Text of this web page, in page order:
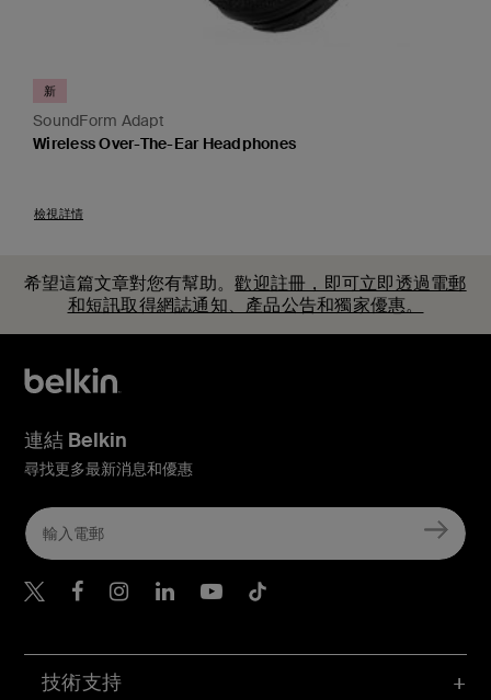
SoundForm Adapt
新
Wireless Over-The-Ear Headphones
檢視詳情
希望這篇文章對您有幫助。歡迎註冊，即可立即透過電郵
和短訊取得網誌通知、產品公告和獨家優惠。
技術支持
連結 Belkin
尋找更多最新消息和優惠
Belkin Twitter
Belkin Hong Kong
Belkin Instagram
Belkin Hong Kong
Belkin Youtube
Belkin TikTok